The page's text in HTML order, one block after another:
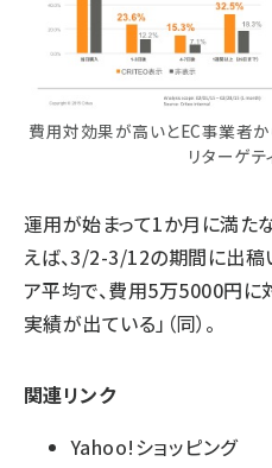
費用対効果が高いとEC事業者
リターゲ
運用が始まって1か月に満た
えば、3/2-3/12の期間に出
ア平均で、費用5万5000円に
実績が出ている」（同）。
関連リンク
Yahoo!ショッピング